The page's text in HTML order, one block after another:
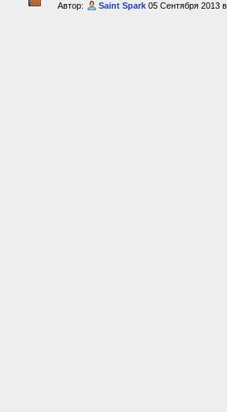
Автор: Saint Spark 05 Сентября 2013